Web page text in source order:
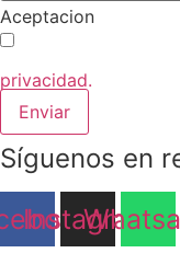
Aceptacion
privacidad.
Enviar
Síguenos en
Instagram